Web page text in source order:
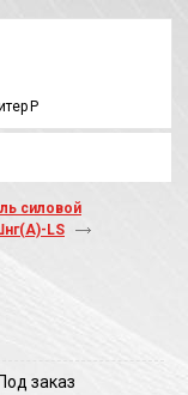
Р
силовой
LS
Под заказ